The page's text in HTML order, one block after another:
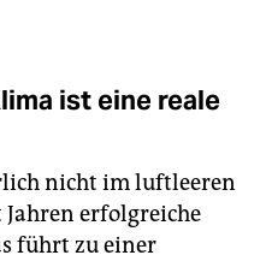
ist eine reale
nicht im luftleeren
erfolgreiche
führt zu einer